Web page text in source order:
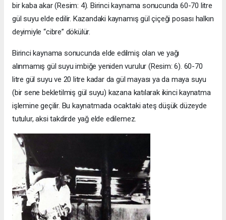
bir kaba akar (Resim: 4). Birinci kaynama sonucunda 60-70 litre
gül suyu elde edilir. Kazandaki kaynamış gül çiçeği posası halkın
deyimiyle “cibre” dökülür.
Birinci kaynama sonucunda elde edilmiş olan ve yağı
alınmamış gül suyu imbiğe yeniden vurulur (Resim: 6). 60-70
litre gül suyu ve 20 litre kadar da gül mayası ya da maya suyu
(bir sene bekletilmiş gül suyu) kazana katılarak ikinci kaynatma
işlemine geçilir. Bu kaynatmada ocaktaki ateş düşük düzeyde
tutulur, aksi takdirde yağ elde edilemez.